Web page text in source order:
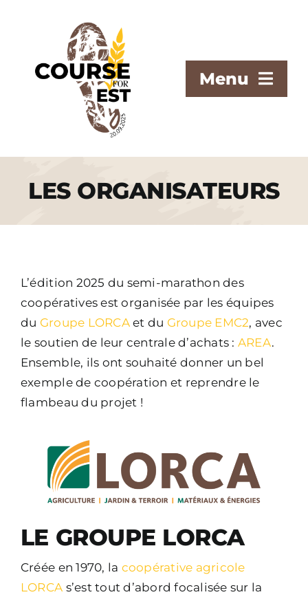
Menu
L’ÉVÈNEMENT
LES ÉPREUVES
INFOS PRATIQUES
INSCRIPTIONS
LES ORGANISATEURS
L’édition 2025 du semi-marathon des
coopératives est organisée par les équipes
du Groupe LORCAet du Groupe EMC2, avec
le soutien de leur centrale d’achats : AREA.
Ensemble, ils ont souhaité donner un bel
exemple de coopération et reprendre le
flambeau du projet !
LE GROUPE LORCA
Créée en 1970, la coopérative agricole
LORCA s’est tout d’abord focalisée sur la